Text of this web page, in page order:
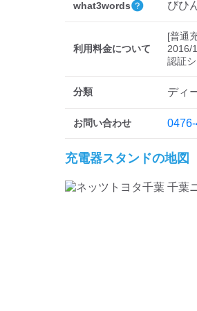
what3words びひ
利用料金について
[普通
2016/
分類 ディ
お問い合わせ
充電器スタンドの地図